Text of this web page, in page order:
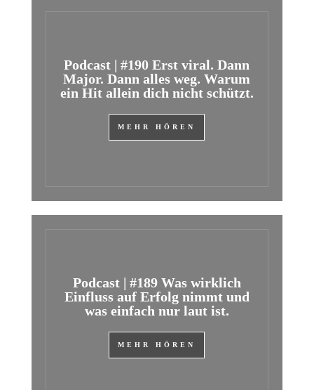
Podcast | #190 Erst viral. Dann
Major. Dann alles weg. Warum
ein Hit allein dich nicht schützt.
MEHR HÖREN
Podcast | #189 Was wirklich
Einfluss auf Erfolg nimmt und
was einfach nur laut ist.
MEHR HÖREN